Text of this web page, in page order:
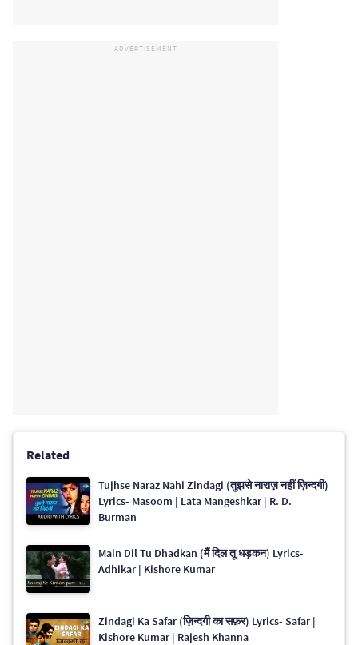
Related
Tujhse Naraz Nahi Zindagi (तुझसे नाराज़ नहीं ज़िन्दगी)
Lyrics- Masoom | Lata Mangeshkar | R. D.
Burman
Main Dil Tu Dhadkan (मैं दिल तू धड़कन) Lyrics-
Adhikar | Kishore Kumar
Zindagi Ka Safar (ज़िन्दगी का सफ़र) Lyrics- Safar |
Kishore Kumar | Rajesh Khanna